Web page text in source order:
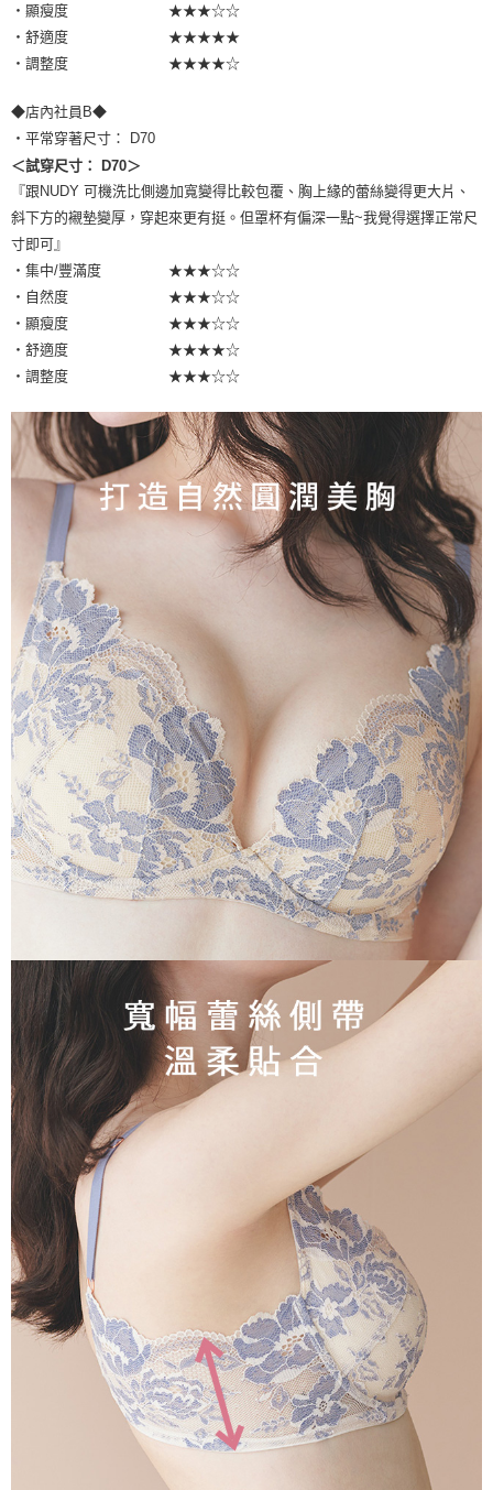
・顯瘦度 ★★★☆☆
・舒適度 ★★★★★
・調整度 ★★★★☆
◆店內社員B◆
・平常穿著尺寸： D70
＜試穿尺寸： D70＞
『跟NUDY 可機洗比側邊加寬變得比較包覆、胸上緣的蕾絲變得更大片、
斜下方的襯墊變厚，穿起來更有挺。但罩杯有偏深一點~我覺得選擇正常尺
寸即可』
・集中/豐滿度 ★★★☆☆
・自然度 ★★★☆☆
・顯瘦度 ★★★☆☆
・舒適度 ★★★★☆
・調整度 ★★★☆☆